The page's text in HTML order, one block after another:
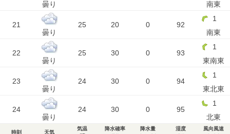
曇り
南東
21
曇り
25 20 0 92
1
南東
22
曇り
25 30 0 93
1
東南東
23
曇り
24 30 0 94
1
東北東
24
曇り
24 30 0 95
1
北東
時刻 天気
気温
降水確率
降水量
湿度
風向風速